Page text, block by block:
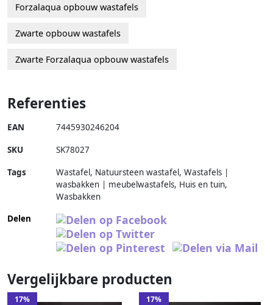
Forzalaqua opbouw wastafels
Zwarte opbouw wastafels
Zwarte Forzalaqua opbouw wastafels
Referenties
EAN 7445930246204
SKU SK78027
Tags
Wastafel, Natuursteen wastafel, Wastafels |
wasbakken | meubelwastafels, Huis en tuin,
Wasbakken
Delen
Vergelijkbare producten
17% 17%